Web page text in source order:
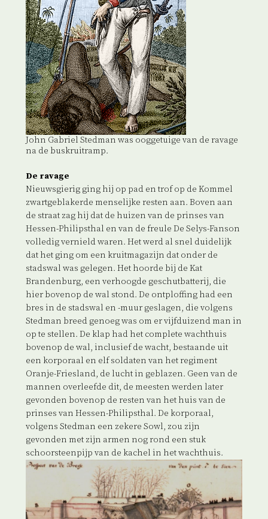
John Gabriel Stedman was ooggetuige van de ravage
na de buskruitramp.
De ravage
Nieuwsgierig ging hij op pad en trof op de Kommel
zwartgeblakerde menselijke resten aan. Boven aan
de straat zag hij dat de huizen van de prinses van
Hessen-Philipsthal en van de freule De Selys-Fanson
volledig vernield waren. Het werd al snel duidelijk
dat het ging om een kruitmagazijn dat onder de
stadswal was gelegen. Het hoorde bij de Kat
Brandenburg, een verhoogde geschutbatterij, die
hier bovenop de wal stond. De ontploffing had een
bres in de stadswal en -muur geslagen, die volgens
Stedman breed genoeg was om er vijfduizend man in
op te stellen. De klap had het complete wachthuis
bovenop de wal, inclusief de wacht, bestaande uit
een korporaal en elf soldaten van het regiment
Oranje-Friesland, de lucht in geblazen. Geen van de
mannen overleefde dit, de meesten werden later
gevonden bovenop de resten van het huis van de
prinses van Hessen-Philipsthal. De korporaal,
volgens Stedman een zekere Sowl, zou zijn
gevonden met zijn armen nog rond een stuk
schoorsteenpijp van de kachel in het wachthuis.